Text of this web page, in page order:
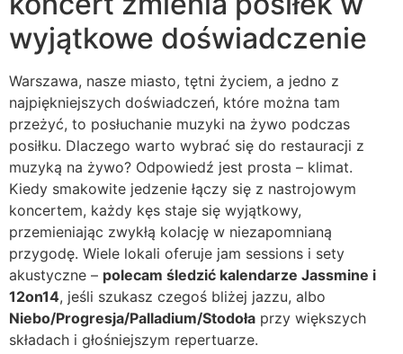
wyjątkowe doświadczenie
Warszawa, nasze miasto, tętni życiem, a jedno z
najpiękniejszych doświadczeń, które można tam
przeżyć, to posłuchanie muzyki na żywo podczas
posiłku. Dlaczego warto wybrać się do restauracji z
muzyką na żywo? Odpowiedź jest prosta – klimat.
Kiedy smakowite jedzenie łączy się z nastrojowym
koncertem, każdy kęs staje się wyjątkowy,
przemieniając zwykłą kolację w niezapomnianą
przygodę. Wiele lokali oferuje jam sessions i sety
akustyczne – polecam śledzić kalendarze Jassmine i
12on14, jeśli szukasz czegoś bliżej jazzu, albo
Niebo/Progresja/Palladium/Stodoła przy większych
składach i głośniejszym repertuarze.